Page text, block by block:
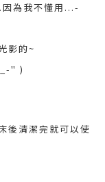
為我不懂用...-
影的~
" )
後清潔完就可以使